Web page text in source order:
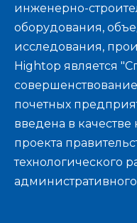
инженерно-
оборудования,
исследования,
Hightop является
почетных
введена в
проекта
технологического